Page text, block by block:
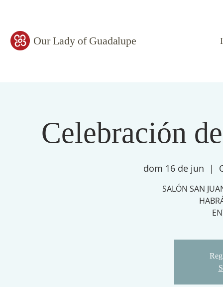
Our Lady of Guadalupe
Celebración
dom 16 de jun
  |
SALÓN SAN